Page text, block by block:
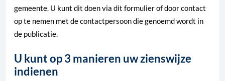
gemeente. U kunt dit doen via dit formulier of door contact
op te nemen met de contactpersoon die genoemd wordt in
de publicatie.
U kunt op 3 manieren uw zienswijze
indienen